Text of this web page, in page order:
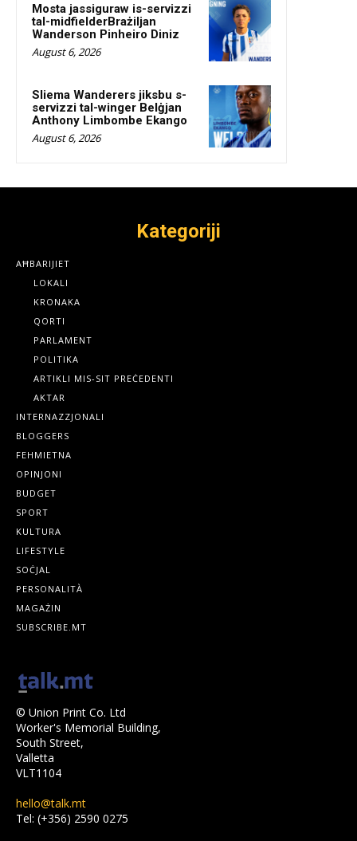
Mosta jassiguraw is-servizzi
tal-midfielderBrażiljan
Wanderson Pinheiro Diniz
August 6, 2026
Sliema Wanderers jiksbu s-
servizzi tal-winger Belġjan
Anthony Limbombe Ekango
August 6, 2026
Kategoriji
AĦBARIJIET
LOKALI
KRONAKA
QORTI
PARLAMENT
POLITIKA
ARTIKLI MIS-SIT PREĊEDENTI
AKTAR
INTERNAZZJONALI
BLOGGERS
FEHMIETNA
OPINJONI
BUDGET
SPORT
KULTURA
LIFESTYLE
SOĊJAL
PERSONALITÀ
MAGAŻIN
SUBSCRIBE.MT
© Union Print Co. Ltd
Worker's Memorial Building,
South Street,
Valletta
VLT1104
hello@talk.mt
Tel: (+356) 2590 0275